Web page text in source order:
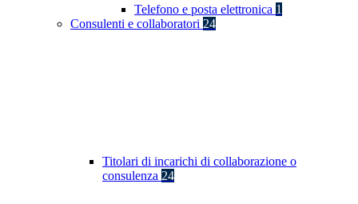
Telefono e posta elettronica 1
Consulenti e collaboratori 24
Titolari di incarichi di collaborazione o
consulenza 24